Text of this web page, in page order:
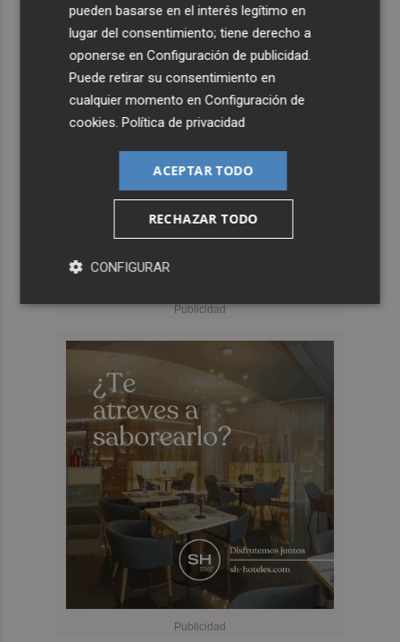
pueden basarse en el interés legítimo en
lugar del consentimiento; tiene derecho a
oponerse enConfiguración de publicidad.
Puede retirar su consentimiento en
cualquier momento enConfiguración de
cookies.Política de privacidad
ACEPTAR TODO
RECHAZAR TODO
CONFIGURAR